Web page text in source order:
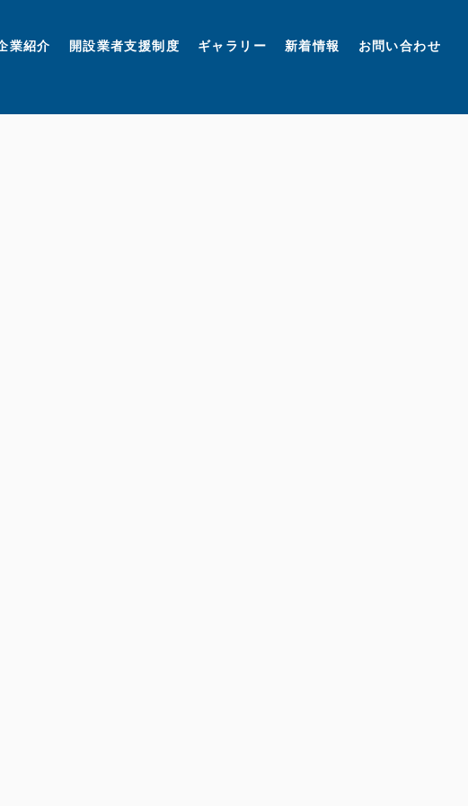
業紹介 開設業者支援制度 ギャラリー 新着情報 お問い合わせ